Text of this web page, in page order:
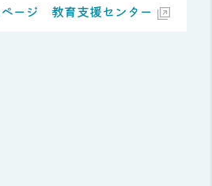
ージ 教育支援センター